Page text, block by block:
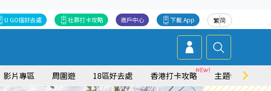
繁简
下載 App
商戶中心
社群打卡攻略
U GO搵好去處
影片專區 周圍遊 18區好去處 香港打卡攻略 主題特集